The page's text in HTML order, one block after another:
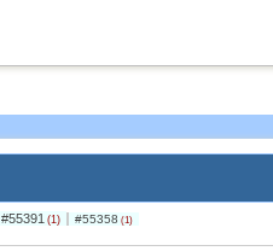
#55391 (1) #55358 (1)